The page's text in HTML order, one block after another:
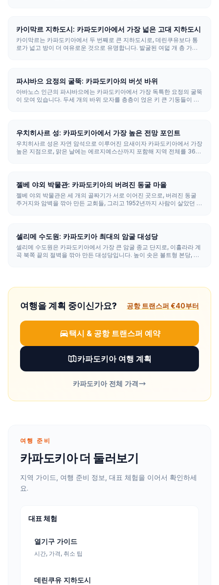
카이막르 지하도시: 카파도키아에서 가장 넓은 고대 지하도시
카이막르는 카파도키아에서 두 번째로 큰 지하도시로, 데린쿠유보다 통
로가 넓고 방이 더 여유로운 것으로 유명합니다. 발굴된 여덟 개 층 가운
파샤바으 요정의 굴뚝: 카파도키아의 버섯 바위
아바노스 인근의 파샤바으에는 카파도키아에서 가장 독특한 요정의 굴뚝
이 모여 있습니다. 두세 개의 바위 모자를 층층이 얹은 키 큰 기둥들이 이
우치히사르 성: 카파도키아에서 가장 높은 전망 포인트
우치히사르 성은 자연 암석으로 이루어진 요새이자 카파도키아에서 가장
높은 지점으로, 맑은 날에는 에르지예스산까지 포함해 지역 전체를 360
젤베 야외 박물관: 카파도키아의 버려진 동굴 마을
젤베 야외 박물관은 세 개의 골짜기가 서로 이어진 곳으로, 버려진 동굴
주거지와 암벽을 깎아 만든 교회들, 그리고 1952년까지 사람이 살았던 동
셀리메 수도원: 카파도키아 최대의 암굴 대성당
셀리메 수도원은 카파도키아에서 가장 큰 암굴 종교 단지로, 이흘라라 계
곡 북쪽 끝의 절벽을 깎아 만든 대성당입니다. 높이 솟은 볼트형 본당, 그
여행을 계획 중이신가요? 공항 트랜스퍼 €40부터
택시 & 공항 트랜스퍼 예약
카파도키아 여행 계획
카파도키아 전체 가격
여행 준비
카파도키아 더 둘러보기
지역 가이드, 여행 준비 정보, 대표 체험을 이어서 확인하세
요.
대표 체험
열기구 가이드
시간, 가격, 취소 팁
데린쿠유 지하도시